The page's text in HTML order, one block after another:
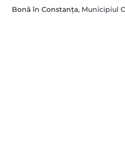
Bonă în Constanța, Municipiul